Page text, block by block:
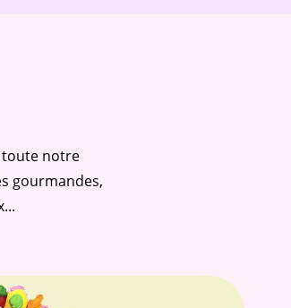
toute notre
gourmandes,